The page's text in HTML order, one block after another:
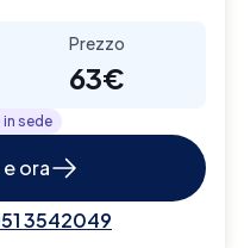
Prezzo
63€
sede
ora
3542049